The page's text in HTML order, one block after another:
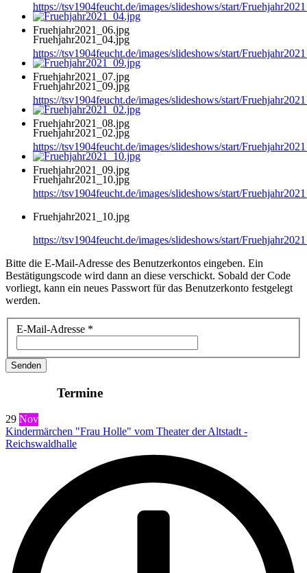
Fruehjahr2021_04.jpg
Fruehjahr2021_09.jpg
Fruehjahr2021_02.jpg
Fruehjahr2021_10.jpg
https://tsv1904feucht.de/images/slideshows/start/
Fruehjahr2021_06.jpg
https://tsv1904feucht.de/images/slideshows/start/
Fruehjahr2021_07.jpg
https://tsv1904feucht.de/images/slideshows/start/
Fruehjahr2021_08.jpg
https://tsv1904feucht.de/images/slideshows/start/
Fruehjahr2021_09.jpg
https://tsv1904feucht.de/images/slideshows/start/
Fruehjahr2021_10.jpg
https://tsv1904feucht.de/images/slideshows/start/
Bitte die E-Mail-Adresse des Benutzerkontos eingeben. Ein
Bestätigungscode wird dann an diese verschickt. Sobald der Code
vorliegt, kann ein neues Passwort für das Benutzerkonto festgelegt
werden.
E-Mail-Adresse *
Senden
Termine
29 Nov
Kindermärchen "Frau Holle" vom Theater der Altstadt -
Reichswaldhalle